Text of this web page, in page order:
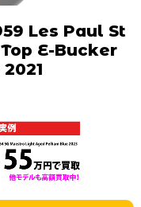
Les Paul St
E-Bucker